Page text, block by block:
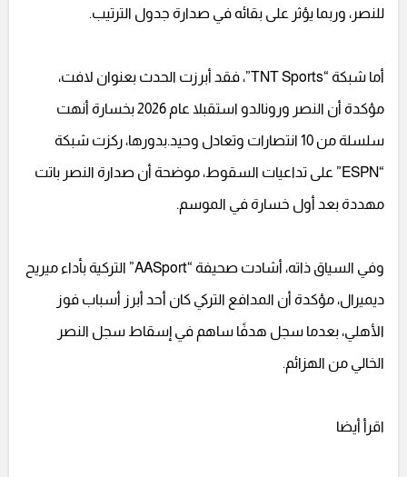
للنصر، وربما يؤثر على بقائه في صدارة جدول الترتيب.
أما شبكة “TNT Sports”، فقد أبرزت الحدث بعنوان لافت،
مؤكدة أن النصر ورونالدو استقبلا عام 2026 بخسارة أنهت
سلسلة من 10 انتصارات وتعادل وحيد.بدورها، ركزت شبكة
“ESPN” على تداعيات السقوط، موضحة أن صدارة النصر باتت
مهددة بعد أول خسارة في الموسم.
وفي السياق ذاته، أشادت صحيفة “AASport” التركية بأداء ميريح
ديميرال، مؤكدة أن المدافع التركي كان أحد أبرز أسباب فوز
الأهلي، بعدما سجل هدفًا ساهم في إسقاط سجل النصر
الخالي من الهزائم.
اقرأ أيضا